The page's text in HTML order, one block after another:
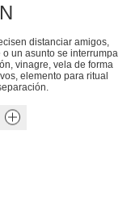
distanciar amigos,
un asunto se interrumpa
vinagre, vela de forma
elemento para ritual